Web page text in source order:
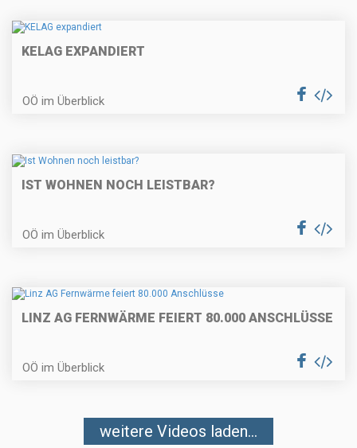
KELAG EXPANDIERT
OÖ im Überblick
IST WOHNEN NOCH LEISTBAR?
OÖ im Überblick
LINZ AG FERNWÄRME FEIERT 80.000 ANSCHLÜSSE
OÖ im Überblick
weitere Videos laden...